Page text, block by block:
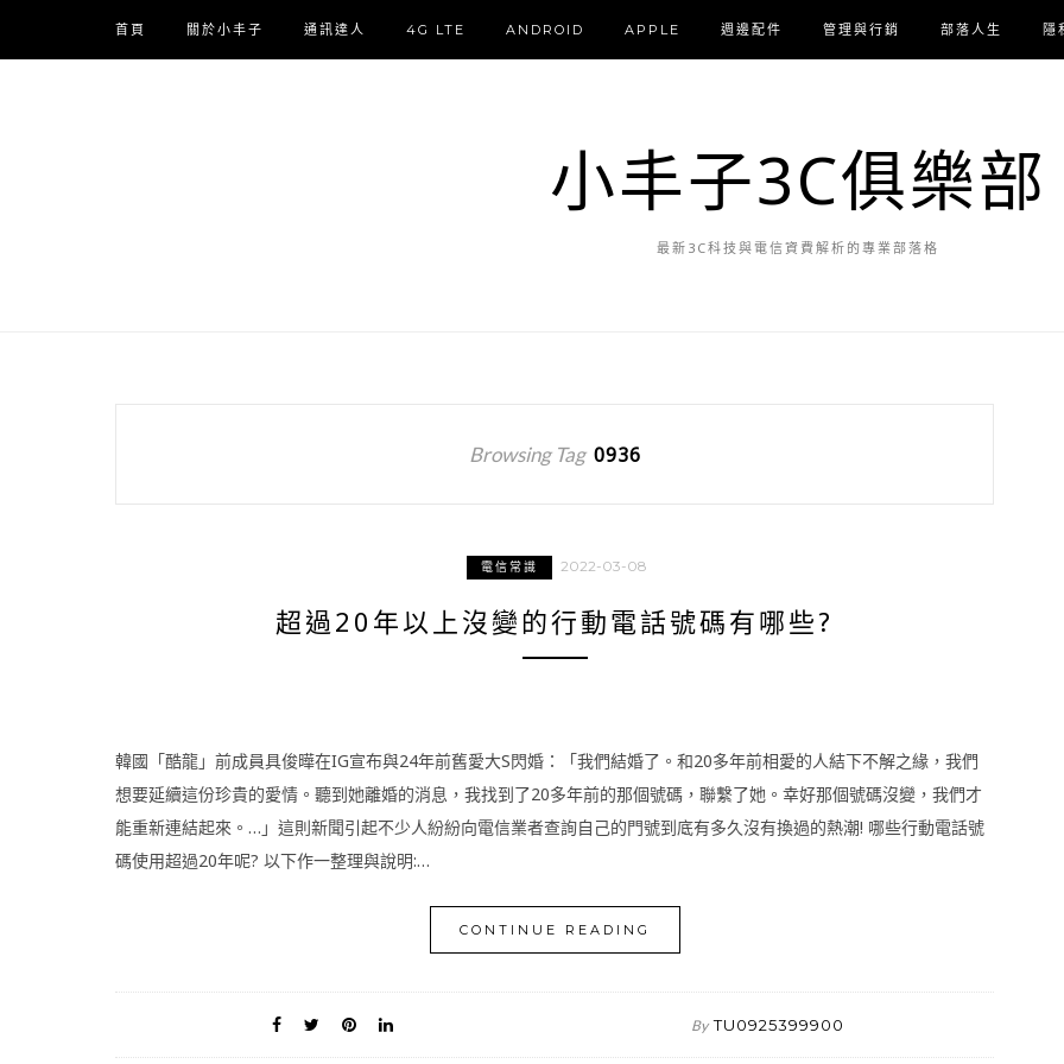
首頁 關於小丰子 通訊達人 4G LTE ANDROID APPLE 週邊配件 管理與行銷 部落人生 隱
小丰子3C俱樂部
最新3C科技與電信資費解析的專業部落格
Browsing Tag 0936
電信常識 2022-03-08
超過20年以上沒變的行動電話號碼有哪些?
韓國「酷龍」前成員具俊曄在IG宣布與24年前舊愛大S閃婚：「我們結婚了。和20多年前相愛的人結下不解之緣，我們
想要延續這份珍貴的愛情。聽到她離婚的消息，我找到了20多年前的那個號碼，聯繫了她。幸好那個號碼沒變，我們才
能重新連結起來。…」這則新聞引起不少人紛紛向電信業者查詢自己的門號到底有多久沒有換過的熱潮! 哪些行動電話號
碼使用超過20年呢? 以下作一整理與說明:…
CONTINUE READING
By TU0925399900